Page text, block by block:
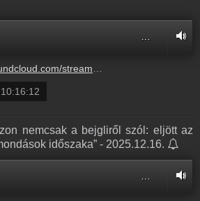
hogy-hosnek-nevezik-miutan-megmentette-az-anyukajat-felhivtuk-medardot-2.mp3
nemcsak a bejgliről szól: eljött az
időszaka” - 2025.12.16.